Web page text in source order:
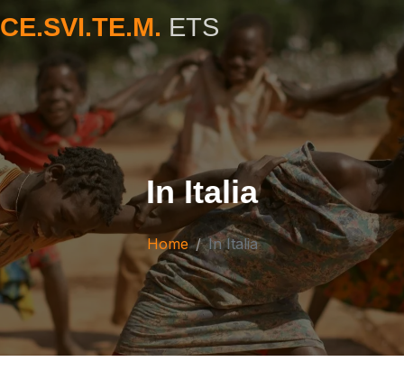
CE.SVI.TE.M. ETS
In Italia
Home In Italia